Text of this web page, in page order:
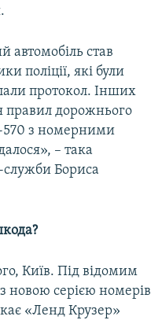
автомобіль став
поліції, які були
протокол. Інших
правил дорожнього
570 з номерними
– така
служби Бориса
Київ. Під відомим
новою серією номерів
«Ленд Крузер»